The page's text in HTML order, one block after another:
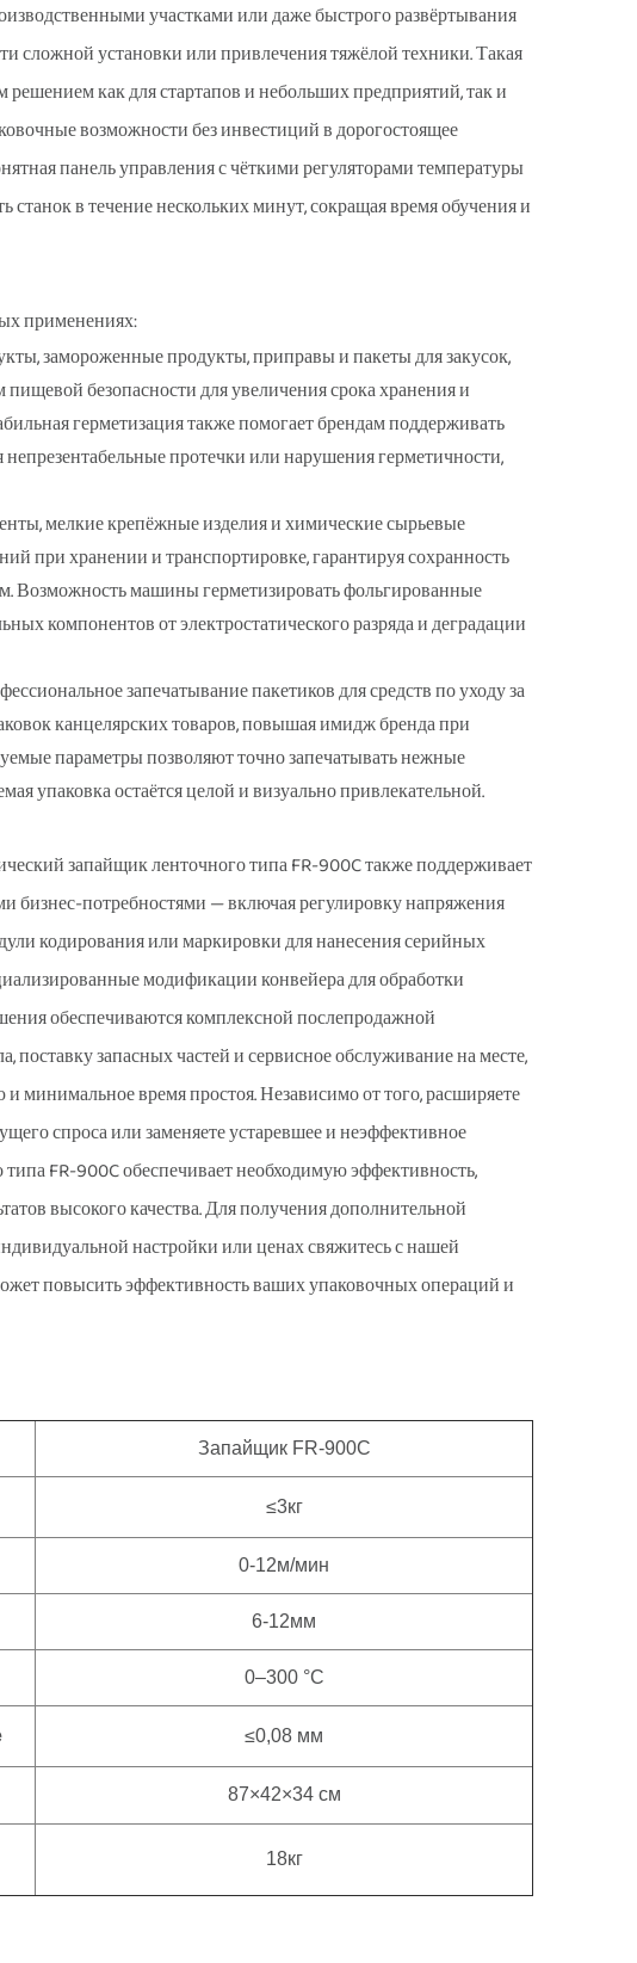
участками или даже быстрого развёртывания
сложной установки или привлечения тяжёлой техники. Такая
как для стартапов и небольших предприятий, так и
возможности без инвестиций в дорогостоящее
панель управления с чёткими регуляторами температуры
станок в течение нескольких минут, сокращая время обучения и
применениях:
замороженные продукты, приправы и пакеты для закусок,
пищевой безопасности для увеличения срока хранения и
герметизация также помогает брендам поддерживать
протечки или нарушения герметичности,
мелкие крепёжные изделия и химические сырьевые
при хранении и транспортировке, гарантируя сохранность
Возможность машины герметизировать фольгированные
компонентов от электростатического разряда и деградации
запечатывание пакетиков для средств по уходу за
канцелярских товаров, повышая имидж бренда при
параметры позволяют точно запечатывать нежные
упаковка остаётся целой и визуально привлекательной.
запайщик ленточного типа FR-900C также поддерживает
бизнес-потребностями — включая регулировку напряжения
кодирования или маркировки для нанесения серийных
модификации конвейера для обработки
обеспечиваются комплексной послепродажной
запасных частей и сервисное обслуживание на месте,
минимальное время простоя. Независимо от того, расширяете
спроса или заменяете устаревшее и неэффективное
FR-900C обеспечивает необходимую эффективность,
высокого качества. Для получения дополнительной
настройки или ценах свяжитесь с нашей
повысить эффективность ваших упаковочных операций и
Запайщик FR-900C
≤3кг
0-12м/мин
6-12мм
0–300 °C
≤0,08 мм
87×42×34 см
18кг